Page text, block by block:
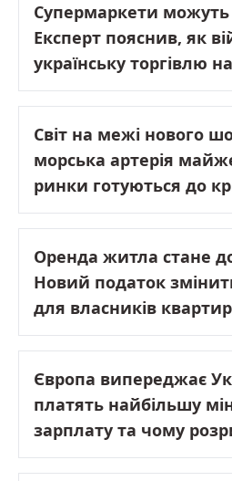
Супермаркети можуть
Експерт пояснив, як
українську торгівлю
Світ на межі нового
морська артерія
ринки готуються до
Оренда житла стане
Новий податок
для власників квартир
Європа випереджає
платять найбільшу
зарплату та чому